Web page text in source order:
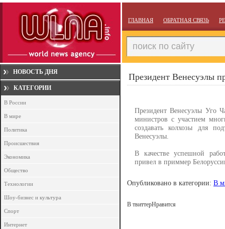
ГЛАВНАЯ ОБРАТНАЯ СВЯЗЬ
НОВОСТЬ ДНЯ
КАТЕГОРИИ
В России
В мире
Политика
Происшествия
Экономика
Общество
Технологии
Шоу-бизнес и культура
Спорт
Интернет
Президент Венесуэлы
Президент Венесуэлы Уго
министров с участием
создавать колхозы для
Венесуэлы.
В качестве успешной
привел в приммер
Опубликовано в категории: В
В твиттерНравится